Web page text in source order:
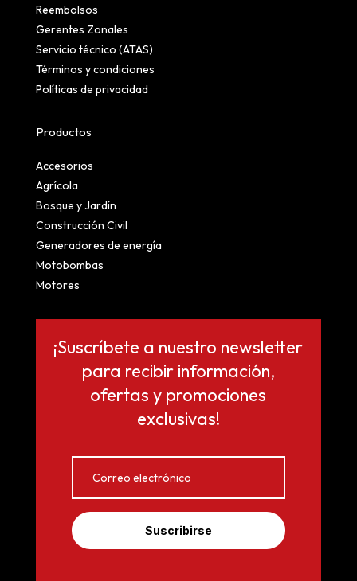
Reembolsos
Gerentes Zonales
Servicio técnico (ATAS)
Términos y condiciones
Políticas de privacidad
Productos
Accesorios
Agrícola
Bosque y Jardín
Construcción Civil
Generadores de energía
Motobombas
Motores
¡Suscríbete a nuestro newsletter
para recibir información,
ofertas y promociones
exclusivas!
Suscribirse